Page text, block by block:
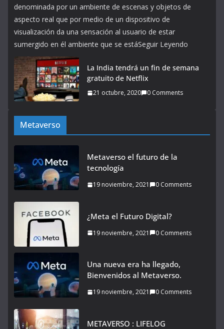
denominada por un ambiente de escenas y objetos de
aspecto real que por medio de un dispositivo de
visualización da una sensación al usuario de estar
sumergido en él ambiente que se estáSeguir Leyendo
La India tendrá un fin de semana
gratuito de Netflix
21 octubre, 2020 0 Comments
Metaverso
Metaverso el futuro de la
tecnología
19 noviembre, 2021 0 Comments
¿Meta el Futuro Digital?
19 noviembre, 2021 0 Comments
Una nueva era ha llegado,
Bienvenidos al Metaverso.
19 noviembre, 2021 0 Comments
METAVERSO : LIFELOG